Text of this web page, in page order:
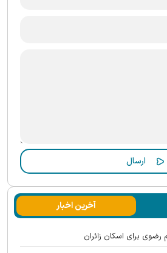
آخرین اخبار
رضوی برای اسکان زائران